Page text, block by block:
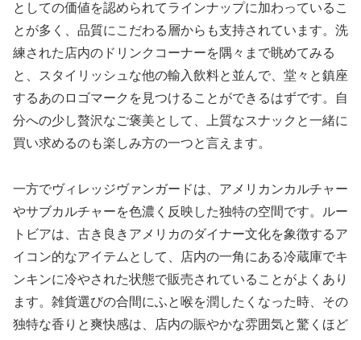
としての価値を認められてラインナップに加わっているこ
とが多く、品質にこだわる層からも支持されています。洗
練された店内のドリンクコーナーを隅々まで眺めてみる
と、スタイリッシュな他の輸入飲料と並んで、堂々と鎮座
するあのロゴマークを見つけることができるはずです。自
分への少し贅沢なご褒美として、上質なスナックと一緒に
買い求めるのも楽しみ方の一つと言えます。
一方でヴィレッジヴァンガードは、アメリカンカルチャー
やサブカルチャーを色濃く反映した独特の空間です。ルー
トビアは、古き良きアメリカのダイナー文化を象徴するア
イコン的なアイテムとして、店内の一角にある冷蔵庫でキ
ンキンに冷やされた状態で販売されていることがよくあり
ます。雑貨選びの合間にふと喉を潤したくなった時、その
独特な香りと爽快感は、店内の賑やかな雰囲気と驚くほど